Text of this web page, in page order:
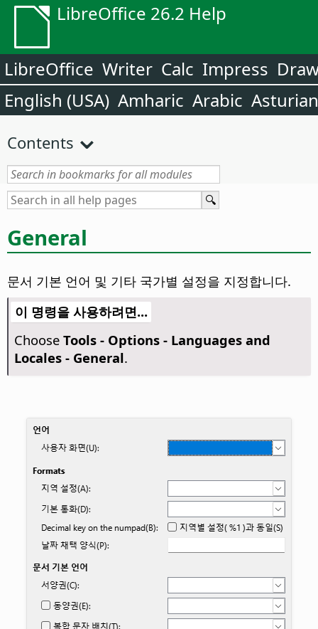
LibreOffice 26.2 Help
LibreOffice Writer Calc Impress
English (USA) Amharic Arabic Asturian
Contents
General
문서 기본 언어 및 기타 국가별 설정을 지정합니다.
이 명령을 사용하려면...
Choose Tools - Options- Languages and
Locales - General.